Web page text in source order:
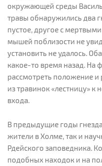
окружающей среды
травы обнаружились два
пустое, другое с
мышей поблизости не
установить не удалось.
какое-то время назад.
рассмотреть положение и
из травинок «лестницу» к
входа.
В предыдущие годы
жители в Холме, так и
Рдейского заповедника.
подобных находок и на